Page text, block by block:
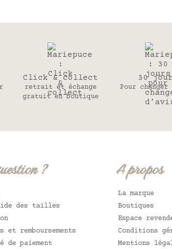
Click & collect
retrait et échange
gratuit en boutique
30
Pour changer
?
des tailles
et remboursements
de paiement
A propos
La marque
Boutiques
Espace
Conditions
Mentions